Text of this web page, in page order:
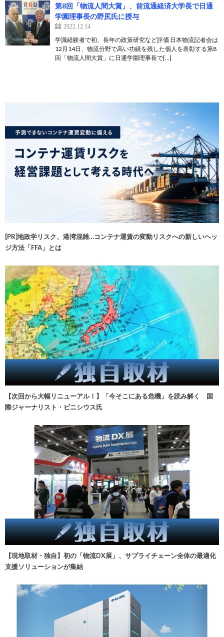
第8回「物流人間大賞」、前流通経済大学長で日通
学園理事長の野尻氏に授与
2022.12.14
学識経験者で初、長年の政策研究など評価 日本物流記者会は
12月14日、物流分野で高い功績を残した個人を表彰する第8
回「物流人間大賞」に日通学園理事長で[…]
[PR]地政学リスク、港湾混雑…コンテナ運賃の変動リスクへの新しいヘッ
ジ方法「FFA」とは
【次回から大幅リニューアル！】「今そこにある危機」を読み解く 国
際ジャーナリスト・ビニシウス氏
【現地取材・独自】初の「物流DX展」、サプライチェーン全体の最適化
支援ソリューションが集結